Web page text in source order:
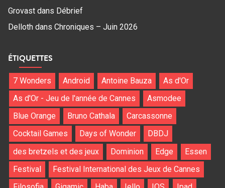
Grovast dans Débrief
Delloth dans Chroniques – Juin 2026
ÉTIQUETTES
7 Wonders Android Antoine Bauza
As d'Or
As d'Or - Jeu de l'année de Cannes
Asmodee
Blue Orange
Bruno Cathala
Carcassonne
Cocktail Games
Days of Wonder
DBDJ
des bretzels et des jeux
Dominion Edge
Essen
Festival
Festival International des Jeux de Cannes